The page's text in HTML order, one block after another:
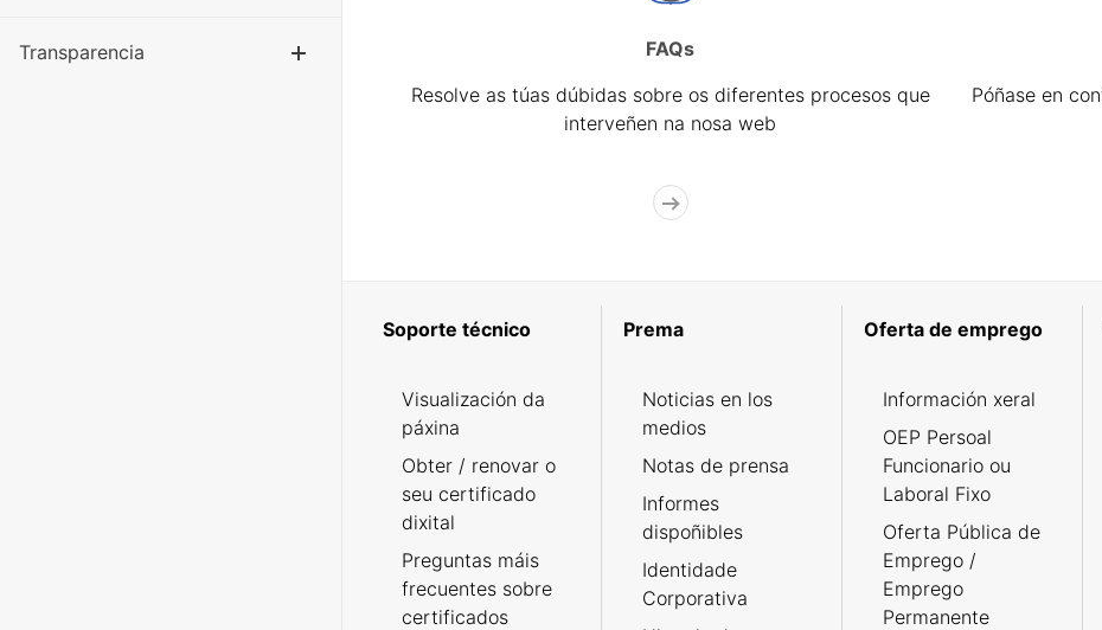
Transparencia
FAQs
Resolve as túas dúbidas sobre os diferentes procesos que
interveñen na nosa web
Póñase en
Soporte técnico
Visualización da
páxina
Obter / renovar o
seu certificado
dixital
Preguntas máis
frecuentes sobre
certificados
Prema
Noticias en los
medios
Notas de prensa
Informes
dispoñibles
Identidade
Corporativa
Oferta de emprego
Información xeral
OEP Persoal
Funcionario ou
Laboral Fixo
Oferta Pública de
Emprego /
Emprego
Permanente